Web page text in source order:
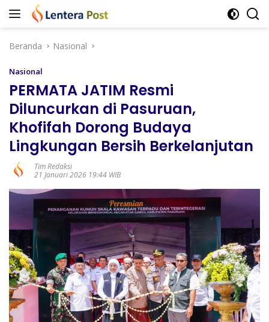
Langsung
Beranda
Nasional
Nasional
PERMATA JATIM Resmi
Diluncurkan di Pasuruan,
Khofifah Dorong Budaya
Lingkungan Bersih Berkelanjutan
Tim Redaksi
21 Januari 2026 19:44 WIB